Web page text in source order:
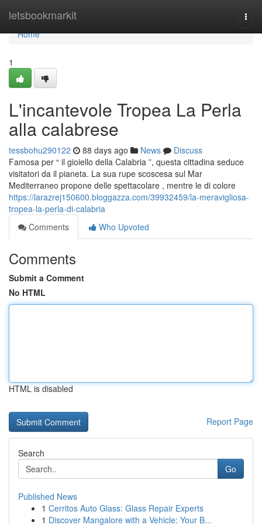
letsbookmarkit
Home
Home
1
L'incantevole Tropea La Perla
alla calabrese
tessbohu290122 88 days ago News
Discuss
Famosa per “ il gioiello della Calabria ”, questa cittadina seduce
visitatori da il pianeta. La sua rupe scoscesa sul Mar
Mediterraneo propone delle spettacolare , mentre le di colore
https://larazrej150600.bloggazza.com/39932459/la-meravigliosa-
tropea-la-perla-di-calabria
Comments
Who Upvoted
Comments
Submit a Comment
No HTML
HTML is disabled
Report Page
Search
Go
Published News
1 Cerritos Auto Glass: Glass Repair Experts
1 Discover Mangalore with a Vehicle: Your B...